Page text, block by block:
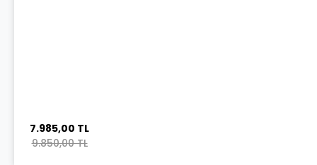
7.985,00 TL
9.850,00 TL